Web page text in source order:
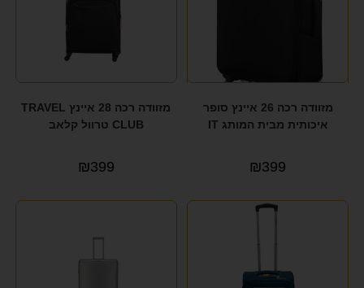
מזוודה רכה 26 איינץ סופר
איכותית מבית המותג IT
₪399
מזוודה רכה 28 איינץ TRAVEL
CLUB טרוול קלאב
₪399